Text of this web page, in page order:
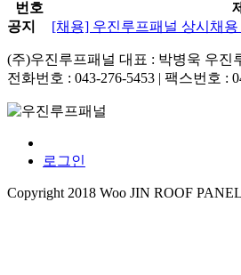
번호
공지
[채용] 우진루프패널 상시채
(주)우진루프패널 대표 : 박병욱 우진
전화번호 : 043-276-5453 | 팩스번호 :
로그인
Copyright 2018 Woo JIN ROOF